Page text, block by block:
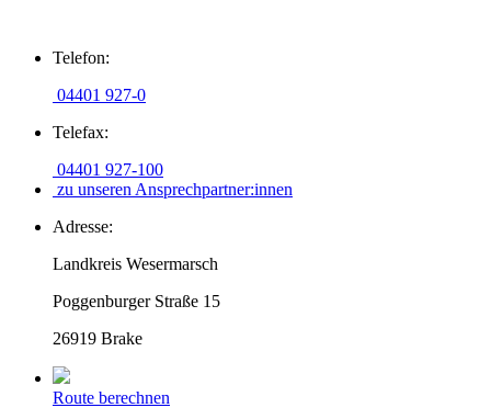
Inhalt
Telefon:
04401 927-0
Telefax:
04401 927-100
zu unseren Ansprechpartner:innen
Adresse:
Landkreis Wesermarsch
Poggenburger Straße 15
26919 Brake
Route berechnen